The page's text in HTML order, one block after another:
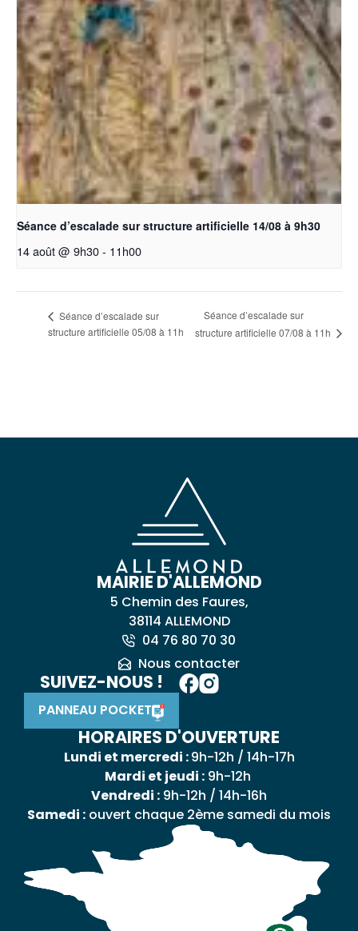
Séance d’escalade sur structure artificielle 14/08 à 9h30
14 août @ 9h30- 11h00
Séance d’escalade sur
structure artificielle 05/08 à 11h
Séance d’escalade sur
structure artificielle 07/08 à 11h
MAIRIE D'ALLEMOND
5 Chemin des Faures,
38114 ALLEMOND
04 76 80 70 30
Nous contacter
SUIVEZ-NOUS !
PANNEAU POCKET
HORAIRES D'OUVERTURE
Lundi et mercredi :9h-12h / 14h-17h
Mardi et jeudi :9h-12h
Vendredi : 9h-12h / 14h-16h
Samedi : ouvert chaque 2ème samedi du mois